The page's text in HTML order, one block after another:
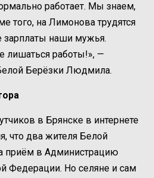
работает. Мы знаем,
того, на Лимонова трудятся
зарплаты наши мужья.
лишаться работы!», —
Берёзки Людмила.
в Брянске в интернете
что два жителя Белой
приём в Администрацию
Федерации. Но селяне и сам